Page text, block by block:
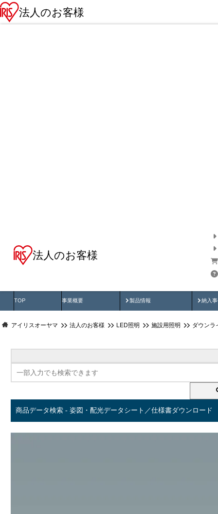
法人のお客様
法人のお客様
TOP 事業概要 製品情報
製品動画 納入
納
アイリスオーヤマ 法人のお客様 LED照明 施設用照明 ダウンラ
商品データ検索 - 姿図・配光データシート／仕様書ダウンロード